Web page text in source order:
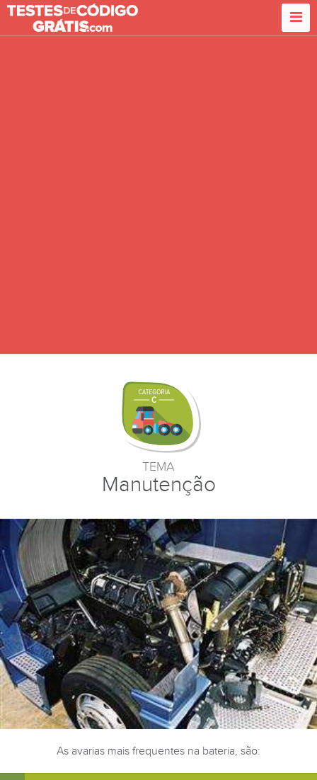
TEMA
Manutenção
As avarias mais frequentes na bateria, são: